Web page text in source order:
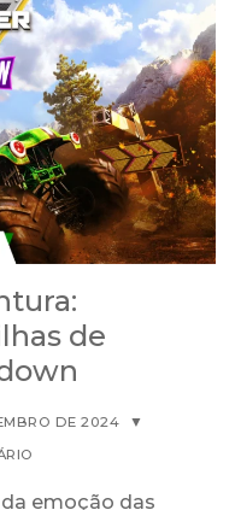
de
DE 2024
▼
emoção das